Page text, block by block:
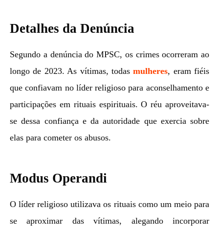
Detalhes da Denúncia
Segundo a denúncia do MPSC, os crimes ocorreram ao
longo de 2023. As vítimas, todasmulheres, eram fiéis
que confiavam no líder religioso para aconselhamento e
participações em rituais espirituais. O réu aproveitava-
se dessa confiança e da autoridade que exercia sobre
elas para cometer os abusos.
Modus Operandi
O líder religioso utilizava os rituais como um meio para
se aproximar das vítimas, alegando incorporar